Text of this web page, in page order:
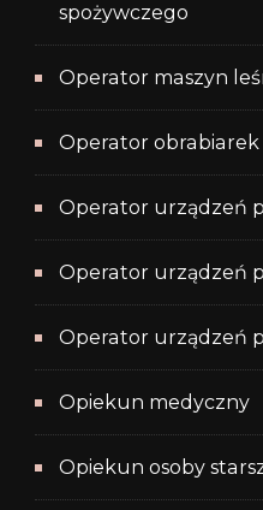
spożywczego
Operator maszyn
Operator obrabiarek
Operator urządzeń
Operator urządzeń
Operator urządzeń
Opiekun medyczny
Opiekun osoby